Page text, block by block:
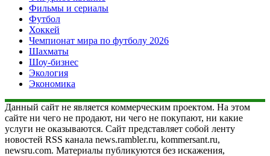
Фильмы и сериалы
Футбол
Хоккей
Чемпионат мира по футболу 2026
Шахматы
Шоу-бизнес
Экология
Экономика
Данный сайт не является коммерческим проектом. На этом
сайте ни чего не продают, ни чего не покупают, ни какие
услуги не оказываются. Сайт представляет собой ленту
новостей RSS канала news.rambler.ru, kommersant.ru,
newsru.com. Материалы публикуются без искажения,